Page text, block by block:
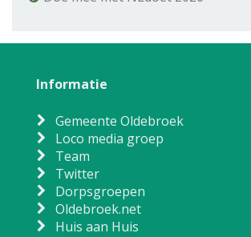
Informatie
Gemeente Oldebroek
Loco media groep
Team
Twitter
Dorpsgroepen
Oldebroek.net
Huis aan Huis